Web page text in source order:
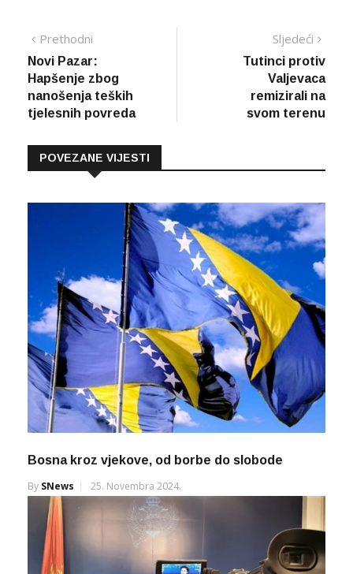
Navigacija
članaka
Prethodni
vijest
Novi Pazar:
Hapšenje zbog
nanošenja teških
tjelesnih povreda
Sljedeći
Tutinci protiv
Valjevaca
remizirali na
svom terenu
POVEZANE VIJESTI
Bosna kroz vjekove, od borbe do slobode
By SNews 25. Novembra 2024.